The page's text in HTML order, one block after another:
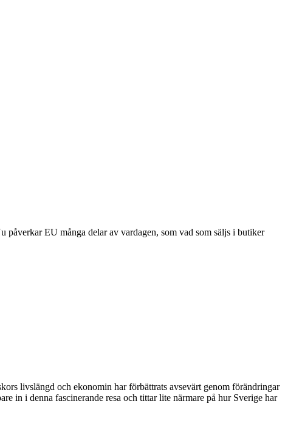
EU många delar av vardagen, som vad som säljs i butiker
livslängd och ekonomin har förbättrats avsevärt genom förändringar
in i denna fascinerande resa och tittar lite närmare på hur Sverige har